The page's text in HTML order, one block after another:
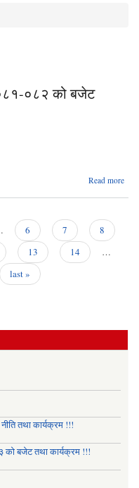
०८२ को बजेट
Read more
6 7
8
13 14
…
last »
तथा कार्यक्रम !!!
को बजेट तथा कार्यक्रम !!!